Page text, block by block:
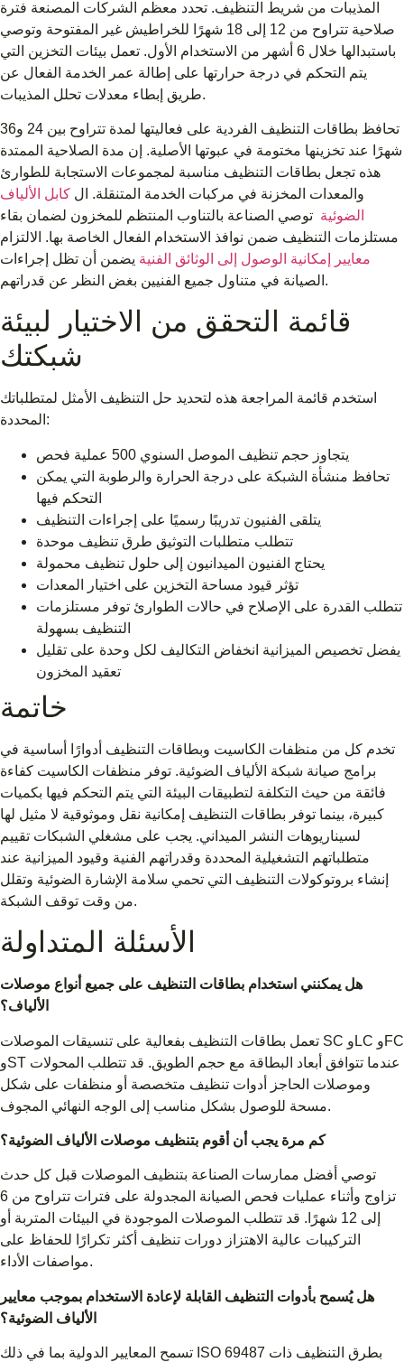
المذيبات من شريط التنظيف. تحدد معظم الشركات المصنعة فترة
صلاحية تتراوح من 12 إلى 18 شهرًا للخراطيش غير المفتوحة وتوصي
باستبدالها خلال 6 أشهر من الاستخدام الأول. تعمل بيئات التخزين التي
يتم التحكم في درجة حرارتها على إطالة عمر الخدمة الفعال عن
طريق إبطاء معدلات تحلل المذيبات.
تحافظ بطاقات التنظيف الفردية على فعاليتها لمدة تتراوح بين 24 و36
شهرًا عند تخزينها مختومة في عبوتها الأصلية. إن مدة الصلاحية الممتدة
هذه تجعل بطاقات التنظيف مناسبة لمجموعات الاستجابة للطوارئ
والمعدات المخزنة في مركبات الخدمة المتنقلة. ال كابل الألياف
الضوئية توصي الصناعة بالتناوب المنتظم للمخزون لضمان بقاء
مستلزمات التنظيف ضمن نوافذ الاستخدام الفعال الخاصة بها. الالتزام
معايير إمكانية الوصول إلى الوثائق الفنية يضمن أن تظل إجراءات
الصيانة في متناول جميع الفنيين بغض النظر عن قدراتهم.
قائمة التحقق من الاختيار لبيئة
شبكتك
استخدم قائمة المراجعة هذه لتحديد حل التنظيف الأمثل لمتطلباتك
المحددة:
تحافظ منشأة الشبكة على درجة الحرارة والرطوبة التي يمكن
التحكم فيها
يتلقى الفنيون تدريبًا رسميًا على إجراءات التنظيف
تتطلب متطلبات التوثيق طرق تنظيف موحدة
يحتاج الفنيون الميدانيون إلى حلول تنظيف محمولة
تؤثر قيود مساحة التخزين على اختيار المعدات
تتطلب القدرة على الإصلاح في حالات الطوارئ توفر مستلزمات
التنظيف بسهولة
يفضل تخصيص الميزانية انخفاض التكاليف لكل وحدة على تقليل
تعقيد المخزون
خاتمة
تخدم كل من منظفات الكاسيت وبطاقات التنظيف أدوارًا أساسية في
برامج صيانة شبكة الألياف الضوئية. توفر منظفات الكاسيت كفاءة
فائقة من حيث التكلفة لتطبيقات البيئة التي يتم التحكم فيها بكميات
كبيرة، بينما توفر بطاقات التنظيف إمكانية نقل وموثوقية لا مثيل لها
لسيناريوهات النشر الميداني. يجب على مشغلي الشبكات تقييم
متطلباتهم التشغيلية المحددة وقدراتهم الفنية وقيود الميزانية عند
إنشاء بروتوكولات التنظيف التي تحمي سلامة الإشارة الضوئية وتقلل
من وقت توقف الشبكة.
الأسئلة المتداولة
هل يمكنني استخدام بطاقات التنظيف على جميع أنواع موصلات
الألياف؟
تعمل بطاقات التنظيف بفعالية على تنسيقات الموصلات SC وLC وFC
وST عندما تتوافق أبعاد البطاقة مع حجم الطويق. قد تتطلب المحولات
وموصلات الحاجز أدوات تنظيف متخصصة أو منظفات على شكل
مسحة للوصول بشكل مناسب إلى الوجه النهائي المجوف.
كم مرة يجب أن أقوم بتنظيف موصلات الألياف الضوئية؟
توصي أفضل ممارسات الصناعة بتنظيف الموصلات قبل كل حدث
تزاوج وأثناء عمليات فحص الصيانة المجدولة على فترات تتراوح من 6
إلى 12 شهرًا. قد تتطلب الموصلات الموجودة في البيئات المتربة أو
التركيبات عالية الاهتزاز دورات تنظيف أكثر تكرارًا للحفاظ على
مواصفات الأداء.
هل يُسمح بأدوات التنظيف القابلة لإعادة الاستخدام بموجب معايير
الألياف الضوئية؟
تسمح المعايير الدولية بما في ذلك ISO 69487 بطرق التنظيف ذات